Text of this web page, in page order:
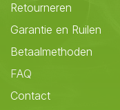
Retourneren
Garantie en Ruilen
Betaalmethoden
FAQ
Contact